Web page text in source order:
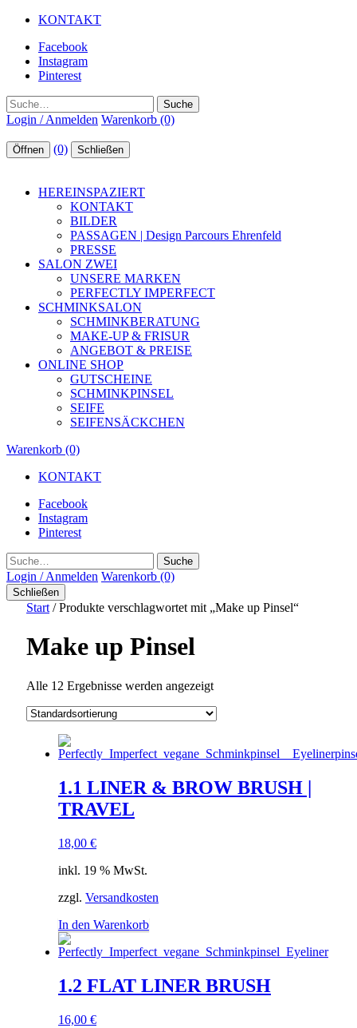
KONTAKT
Facebook
Instagram
Pinterest
Suche
Login / Anmelden Warenkorb (0)
Öffnen (0) Schließen
HEREINSPAZIERT
KONTAKT
BILDER
PASSAGEN | Design Parcours Ehrenfeld
PRESSE
SALON ZWEI
UNSERE MARKEN
PERFECTLY IMPERFECT
SCHMINKSALON
SCHMINKBERATUNG
MAKE-UP & FRISUR
ANGEBOT & PREISE
ONLINE SHOP
GUTSCHEINE
SCHMINKPINSEL
SEIFE
SEIFENSÄCKCHEN
Warenkorb (0)
KONTAKT
Facebook
Instagram
Pinterest
Suche
Login / Anmelden Warenkorb (0)
Schließen
Start / Produkte verschlagwortet mit „Make up Pinsel“
Make up Pinsel
Alle 12 Ergebnisse werden angezeigt
1.1 LINER & BROW BRUSH |
TRAVEL
18,00 €
inkl. 19 % MwSt.
zzgl. Versandkosten
In den Warenkorb
1.2 FLAT LINER BRUSH
16,00 €